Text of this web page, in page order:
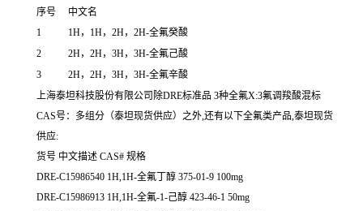
序号
中文名
1
1H，1H，2H，2H-全氟癸酸
2
2H，2H，3H，3H-全氟己酸
3
2H，2H，3H，3H-全氟辛酸
上海泰坦科技股份有限公司除DRE标准品 3种全氟X:3氟调羧酸混标
CAS号：多组分（泰坦现货供应）之外,还有以下全氟类产品,泰坦现货
供应:
货号 中文描述 CAS# 规格
DRE-C15986540 1H,1H-全氟丁醇 375-01-9 100mg
DRE-C15986913 1H,1H-全氟-1-己醇 423-46-1 50mg